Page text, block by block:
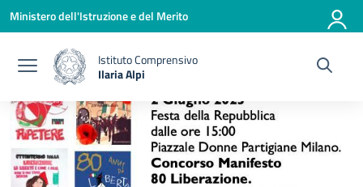
Vai ai contenuti
Vai al menu di navigazione
Vai al footer
Ministero dell'Istruzione e del Merito
Istituto Comprensivo
Ilaria Alpi